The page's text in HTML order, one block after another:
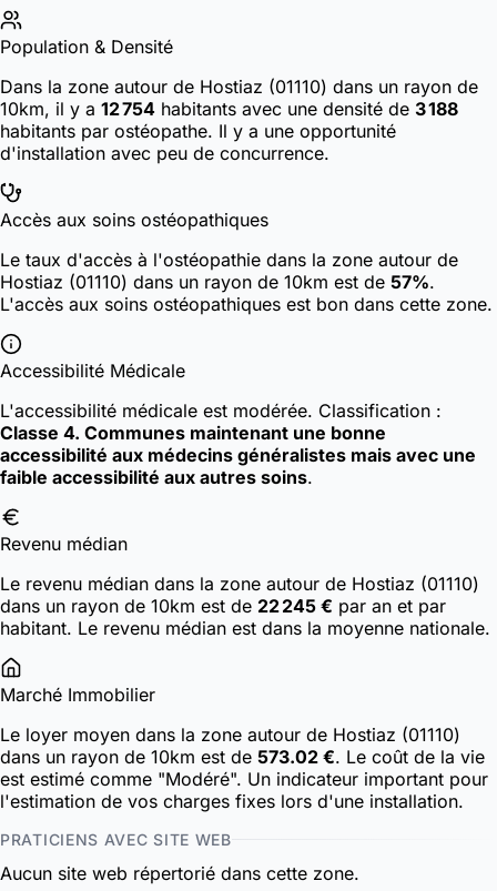
Population & Densité
Dans la zone autour de Hostiaz (01110) dans un rayon de
10km, il y a 12 754 habitants avec une densité de 3 188
habitants par ostéopathe. Il y a une opportunité
d'installation avec peu de concurrence.
Accès aux soins ostéopathiques
Le taux d'accès à l'ostéopathie dans la zone autour de
Hostiaz (01110) dans un rayon de 10km est de 57%.
L'accès aux soins ostéopathiques est bon dans cette zone.
Accessibilité Médicale
L'accessibilité médicale est modérée. Classification :
Classe 4. Communes maintenant une bonne
accessibilité aux médecins généralistes mais avec une
faible accessibilité aux autres soins.
Revenu médian
Le revenu médian dans la zone autour de Hostiaz (01110)
dans un rayon de 10km est de 22 245 € par an et par
habitant. Le revenu médian est dans la moyenne nationale.
Marché Immobilier
Le loyer moyen dans la zone autour de Hostiaz (01110)
dans un rayon de 10km est de 573.02 €. Le coût de la vie
est estimé comme "Modéré". Un indicateur important pour
l'estimation de vos charges fixes lors d'une installation.
PRATICIENS AVEC SITE WEB
Aucun site web répertorié dans cette zone.